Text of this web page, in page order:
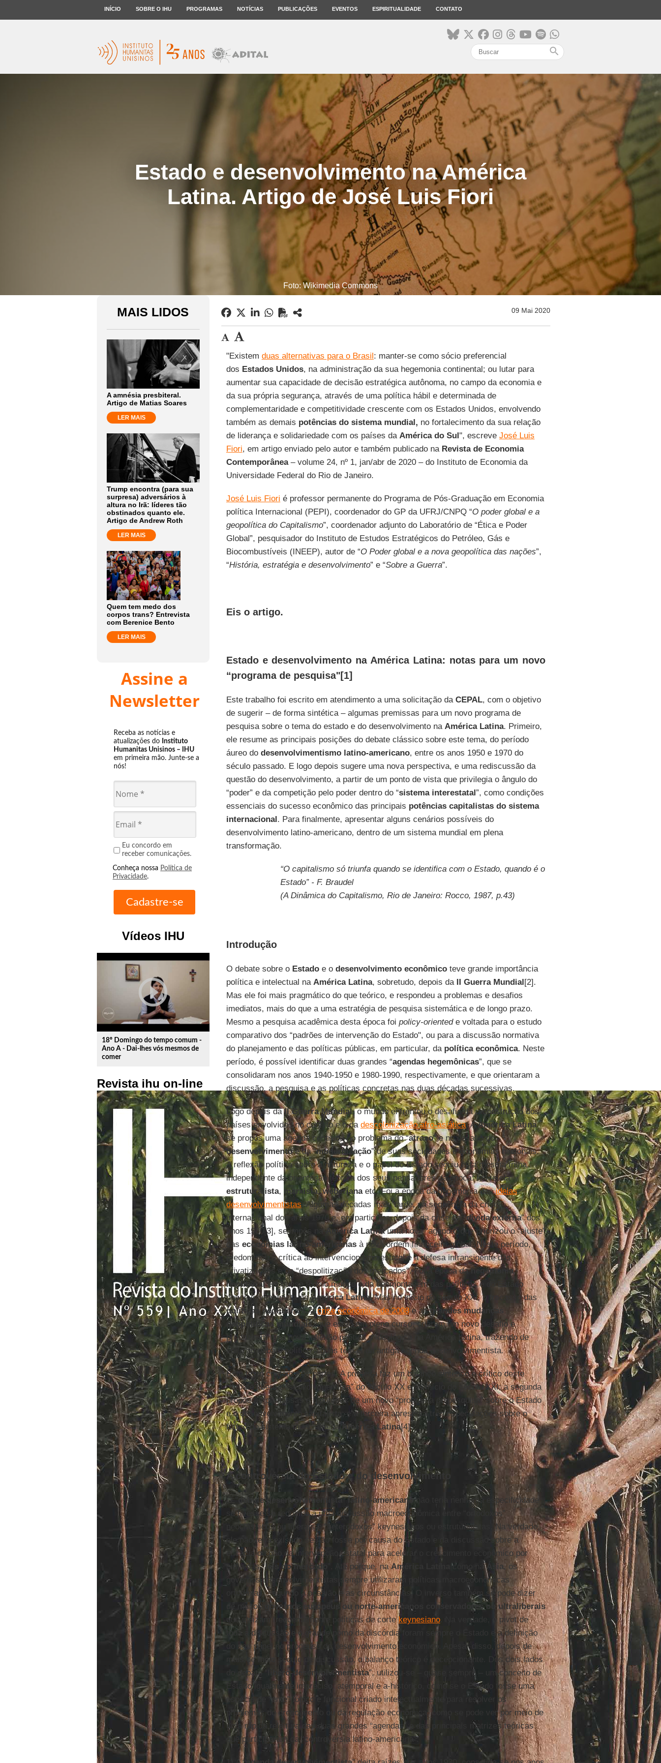
INÍCIO SOBRE O IHU PROGRAMAS NOTÍCIAS PUBLICAÇÕES EVENTOS ESPIRITUALIDADE CONTATO
search
Estado e desenvolvimento na América
Latina. Artigo de José Luis Fiori
Foto: Wikimedia Commons
MAIS LIDOS
A amnésia presbiteral.
Artigo de Matias Soares
LER MAIS
Trump encontra (para sua
surpresa) adversários à
altura no Irã: líderes tão
obstinados quanto ele.
Artigo de Andrew Roth
LER MAIS
Quem tem medo dos
corpos trans? Entrevista
com Berenice Bento
LER MAIS
Assine a
Newsletter
Receba as notícias e
atualizações do Instituto
Humanitas Unisinos – IHU
em primeira mão. Junte-se a
nós!
Eu concordo em
receber comunicações.
Conheça nossa Política de
Privacidade.
Vídeos IHU
play_circle_outline
18º Domingo do tempo comum -
Ano A - Dai-lhes vós mesmos de
comer
Revista ihu on-line
09 Mai 2020
"Existem duas alternativas para o Brasil: manter-se como sócio preferencial
dos Estados Unidos, na administração da sua hegemonia continental; ou lutar para
aumentar sua capacidade de decisão estratégica autônoma, no campo da economia e
da sua própria segurança, através de uma política hábil e determinada de
complementaridade e competitividade crescente com os Estados Unidos, envolvendo
também as demais potências do sistema mundial, no fortalecimento da sua relação
de liderança e solidariedade com os países daAmérica do Sul", escreve José Luis
Fiori, em artigo enviado pelo autor e também publicado na Revista de Economia
Contemporânea– volume 24, nº 1, jan/abr de 2020 – do Instituto de Economia da
Universidade Federal do Rio de Janeiro.
José Luis Fiori é professor permanente do Programa de Pós-Graduação em Economia
política Internacional (PEPI), coordenador do GP da UFRJ/CNPQ “O poder global e a
geopolítica do Capitalismo”, coordenador adjunto do Laboratório de “Ética e Poder
Global”, pesquisador do Instituto de Estudos Estratégicos do Petróleo, Gás e
Biocombustíveis (INEEP), autor de “O Poder global e a nova geopolítica das nações”,
“História, estratégia e desenvolvimento” e “Sobre a Guerra”.
Eis o artigo.
Estado e desenvolvimento na América Latina: notas para um novo
“programa de pesquisa"[1]
Este trabalho foi escrito em atendimento a uma solicitação da CEPAL, com o objetivo
de sugerir – de forma sintética – algumas premissas para um novo programa de
pesquisa sobre o tema do estado e do desenvolvimento na América Latina. Primeiro,
ele resume as principais posições do debate clássico sobre este tema, do período
áureo do desenvolvimentismo latino-americano, entre os anos 1950 e 1970 do
século passado. E logo depois sugere uma nova perspectiva, e uma rediscussão da
questão do desenvolvimento, a partir de um ponto de vista que privilegia o ângulo do
“poder” e da competição pelo poder dentro do “sistema interestatal”, como condições
essenciais do sucesso econômico das principais potências capitalistas do sistema
internacional. Para finalmente, apresentar alguns cenários possíveis do
desenvolvimento latino-americano, dentro de um sistema mundial em plena
transformação.
“O capitalismo só triunfa quando se identifica com o Estado, quando é o
Estado” - F. Braudel
(A Dinâmica do Capitalismo, Rio de Janeiro: Rocco, 1987, p.43)
Introdução
O debate sobre o Estadoe o desenvolvimento econômicoteve grande importância
política e intelectual na América Latina, sobretudo, depois da II Guerra Mundial[2].
Mas ele foi mais pragmático do que teórico, e respondeu a problemas e desafios
imediatos, mais do que a uma estratégia de pesquisa sistemática e de longo prazo.
Mesmo a pesquisa acadêmica desta época foi policy-orientede voltada para o estudo
comparativo dos “padrões de intervenção do Estado", ou para a discussão normativa
do planejamento e das políticas públicas, em particular, da política econômica. Neste
período, é possível identificar duas grandes “agendas hegemônicas”, que se
consolidaram nos anos 1940-1950 e 1980-1990, respectivamente, e que orientaram a
discussão, a pesquisa e as políticas concretas nas duas décadas sucessivas.
Logo depois daII Guerra Mundial, o mundo enfrentou o desafio da reconstrução dos
países envolvidos no conflito e o da descolonização afro-asiática. AAmérica Latina
se propôs uma agenda centrada no problema do “atraso” e no desafio do
desenvolvimentoe da “modernização” de suas sociedades e economias nacionais.
A reflexão política sobre a natureza e o papel do Estado seguiu esta mesma trilha,
independente da orientação teórica dos seus pensadores da época: fosse ela
estruturalista, marxista,weberianaetc. Foi a época da hegemonia dasideias
desenvolvimentistas . Algumas décadas mais tarde, na sequência da crise
internacional dos anos 1970 e, em particular, depois da crise da “dívida externa” dos
anos 1980[3], se impôs na América Latinauma nova “agenda” que priorizou o “ajuste”
das economias latino-americanasà nova ordem financeira global. Neste período,
predominou a crítica ao intervencionismo estatal e a defesa intransigente das
privatizações e da “despolitização dos mercados”. Foi a época dahegemonia
neoliberalem quase todo o mundo e da desmontagem das políticas e do Estado
desenvolvimentista naAmérica Latina. Mas no início do século XXI, o fracasso das
políticas neoliberais, acrise econômica de 2008e asgrandes mudanças
geopolíticas mundiais, que estão em pleno curso, criaram um novo desafio e
produziram uma nova inflexão política e ideológica na América Latina, trazendo de
volta ao debate político alguns temas da antiga agenda desenvolvimentista.
Este texto contém três partes. A primeira faz um balanço sintético e crítico deste
“debate líbero-desenvolvimentista” do século XX e do início do século XXI; a segunda
propõe as premissas e hipóteses de um novo “programa de pesquisa” sobre o Estado
e o desenvolvimento capitalista; e a terceira apresenta três especulações sobre o
futuro do sistema mundial e daAmérica Latina[4].
A controvérsia do Estado e do desenvolvimento
O “ debate desenvolvimentista”latino-americanonão teria nenhuma especificidade
se tivesse se reduzido a uma discussão macroeconômica entre “ortodoxos”
neoclássicos ou liberais e “heterodoxos” keynesianos ou estruturalistas. Na verdade,
ele não teria existido se não fosse por causa do Estado e da discussão sobre a
eficácia ou não da intervenção estatal para acelerar o crescimento econômico por
cima das “leis do mercado ”. Até porque, naAmérica como naÁsia, os
governos desenvolvimentistas sempre utilizaram políticas macroeconômicas
ortodoxas, segundo a ocasião e as circunstâncias. O inverso também se pode dizer
de muitos
governos europeus ou norte-americanos conservadores ou ultraliberais
que utilizam frequentemente políticas de cortekeynesiano. Na verdade, o pivot de
toda a discussão e o grande pomo da discórdia foram sempre o Estado e a definição
do seu papel no processo do desenvolvimento econômico. Apesar disso, depois de
mais de meio século de discussão, o balanço teórico é decepcionante. Dos dois lados
do debate “
líbero-desenvolvimentista”, utilizou-se – quase sempre – um conceito de
Estado igualmente impreciso, atemporal e a-histórico, como se o Estado fosse uma
espécie de “ente” lógico e funcional criado intelectualmente para resolver os
problemas do crescimento ou da regulação econômica, como se pode ver por meio de
uma rápida releitura das duas grandes “agendas” e das principais matrizes teóricas
que participaram da “controvérsia latino-americana”: